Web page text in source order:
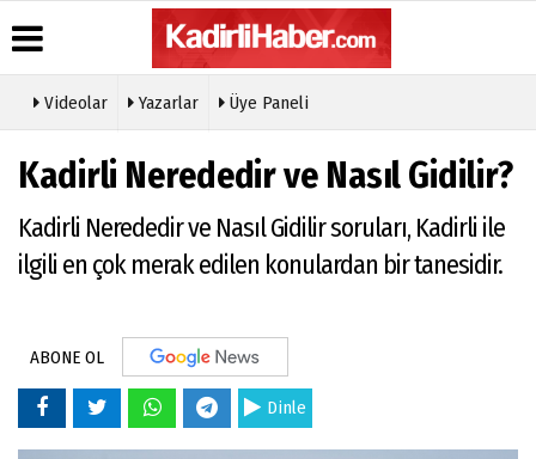
Videolar Yazarlar Üye Paneli
Kadirli Nerededir ve Nasıl Gidilir?
Kadirli Nerededir ve Nasıl Gidilir soruları, Kadirli ile
ilgili en çok merak edilen konulardan bir tanesidir.
ABONE OL
Dinle